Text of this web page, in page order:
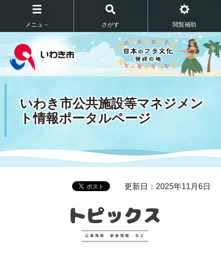
メニュ－ さがす 閲覧補助
いわき市公共施設等マネジメン
ト情報ポータルページ
更新日：2025年11月6日